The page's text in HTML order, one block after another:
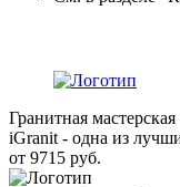
Гранитная
iGranit - одна из
от 9715 руб.